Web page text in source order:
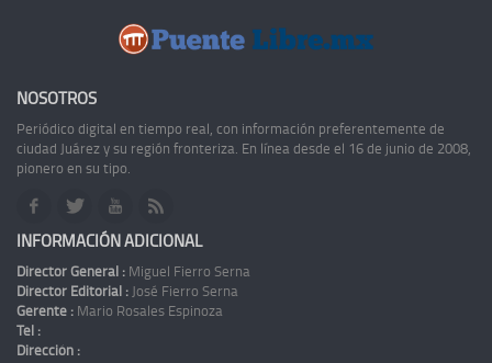
NOSOTROS
Periódico digital en tiempo real, con información preferentemente de
ciudad Juárez y su región fronteriza. En línea desde el 16 de junio de 2008,
pionero en su tipo.
INFORMACIÓN ADICIONAL
Director General : Miguel Fierro Serna
Director Editorial : José Fierro Serna
Gerente : Mario Rosales Espinoza
Tel :
Dirección :